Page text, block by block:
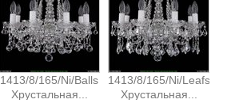
1413/8/165/Ni/Balls
Хрустальная...
1413/8/165/Ni/Leafs
Хрустальная...